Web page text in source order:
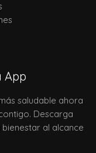
App
saludable ahora
Descarga
al alcance